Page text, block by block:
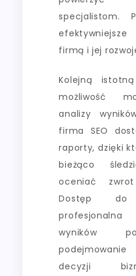
specjalistom.
firmą i jej
Kolejną
możliwość
analizy
firma SEO
raporty, dzięki
bieżąco
oceniać
Dostęp
wyników
decyzji